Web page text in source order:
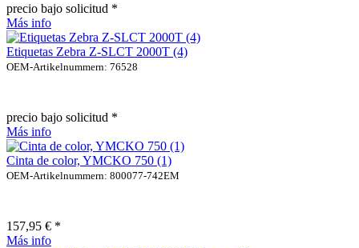
precio bajo solicitud *
Más info
Etiquetas Zebra Z-SLCT 2000T (4)
OEM-Artikelnummern: 76528
precio bajo solicitud *
Más info
Cinta de color, YMCKO 750 (1)
OEM-Artikelnummern: 800077-742EM
157,95 € *
Más info